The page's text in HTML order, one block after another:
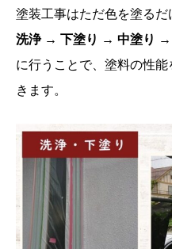
塗装工事はただ色を塗るだ
洗浄 → 下塗り → 中塗り →
に行うことで、塗料の性
きます。